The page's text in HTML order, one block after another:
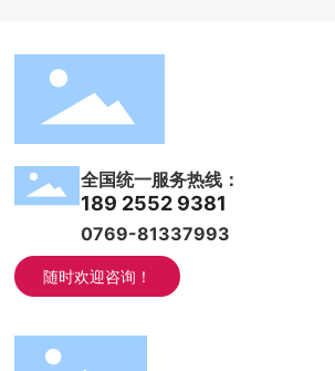
全国统一服务热线：
189 2552 9381
0769-81337993
随时欢迎咨询！